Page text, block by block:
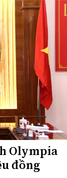
Olympia
đồng